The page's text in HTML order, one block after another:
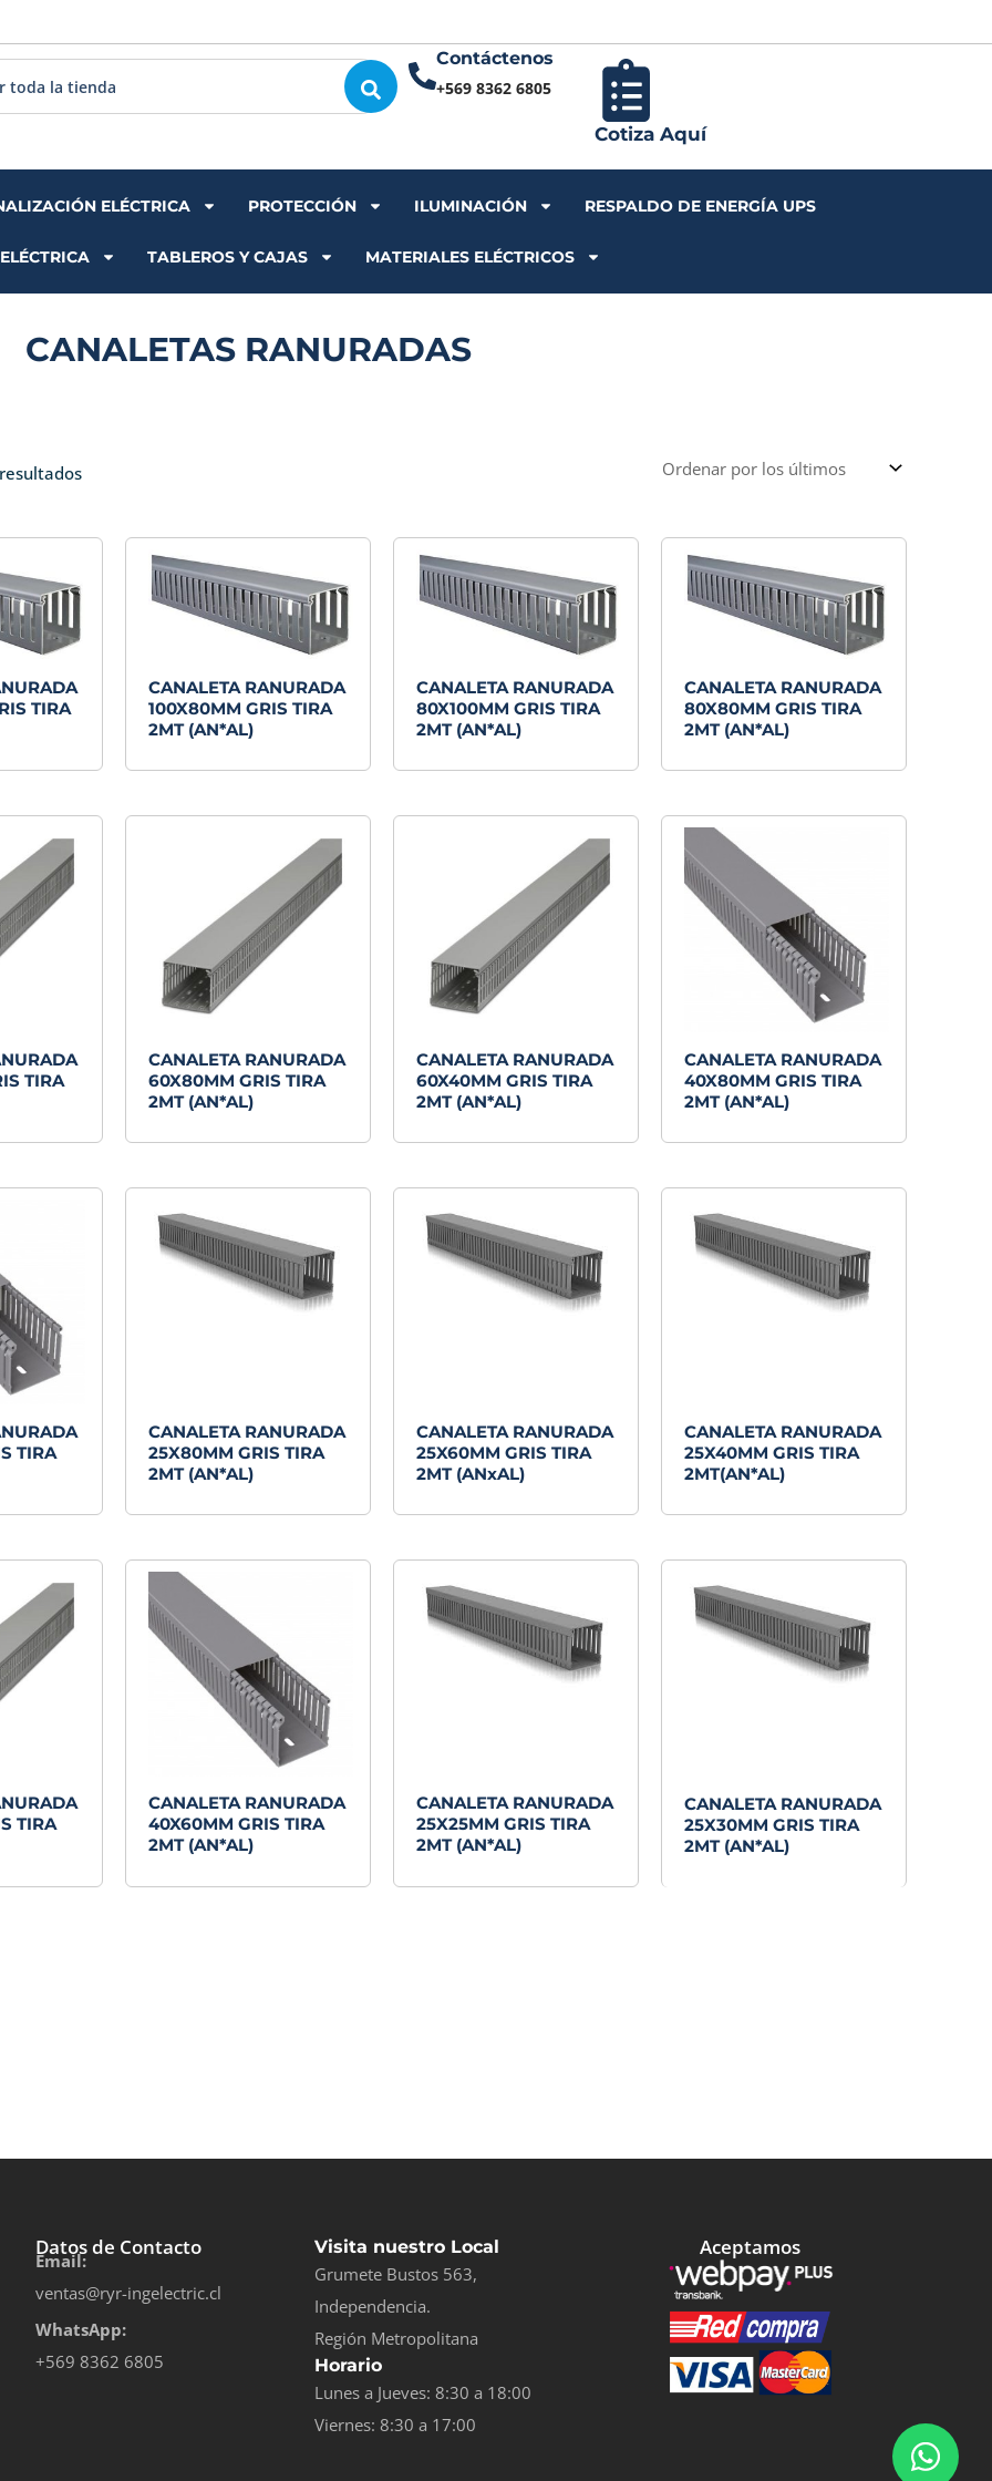
Contáctenos
+569 8362 6805
Cotiza Aquí
ELÉCTRICA PROTECCIÓN ILUMINACIÓN RESPALDO DE ENERGÍA UPS
TABLEROS Y CAJAS MATERIALES ELÉCTRICOS
CANALETAS RANURADAS
por
TIRA
CANALETA RANURADA
100X80MM GRIS TIRA
2MT (AN*AL)
CANALETA RANURADA
80X100MM GRIS TIRA
2MT (AN*AL)
CANALETA RANURADA
80X80MM GRIS TIRA
2MT (AN*AL)
TIRA
CANALETA RANURADA
60X80MM GRIS TIRA
2MT (AN*AL)
CANALETA RANURADA
60X40MM GRIS TIRA
2MT (AN*AL)
CANALETA RANURADA
40X80MM GRIS TIRA
2MT (AN*AL)
TIRA
CANALETA RANURADA
25X80MM GRIS TIRA
2MT (AN*AL)
CANALETA RANURADA
25X60MM GRIS TIRA
2MT (ANxAL)
CANALETA RANURADA
25X40MM GRIS TIRA
2MT(AN*AL)
TIRA
CANALETA RANURADA
40X60MM GRIS TIRA
2MT (AN*AL)
CANALETA RANURADA
25X25MM GRIS TIRA
2MT (AN*AL)
CANALETA RANURADA
25X30MM GRIS TIRA
2MT (AN*AL)
Datos de Contacto
Email:
ventas@ryr-ingelectric.cl
WhatsApp:
+569 8362 6805
Visita nuestro Local
Grumete Bustos 563,
Independencia.
Región Metropolitana
Horario
Lunes a Jueves: 8:30 a 18:00
Viernes: 8:30 a 17:00
Aceptamos